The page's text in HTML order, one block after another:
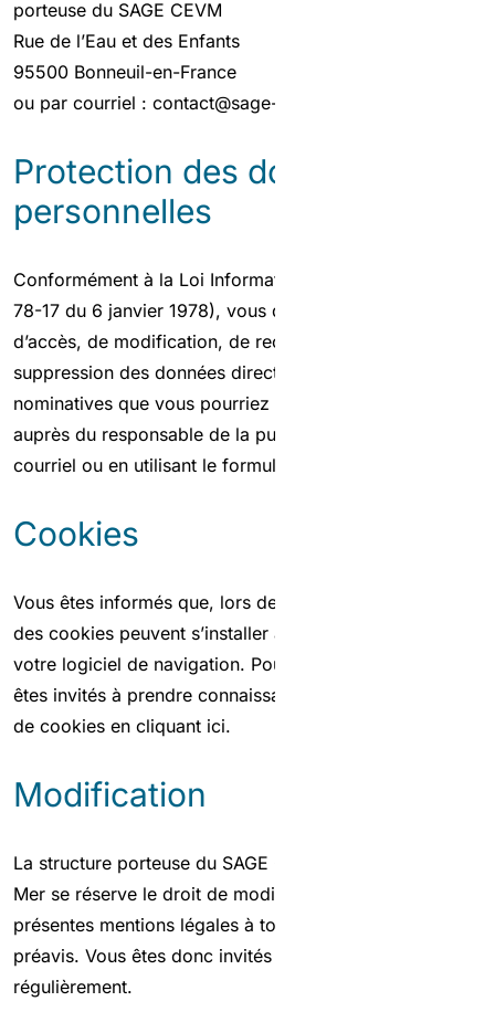
porteuse du SAGE CEVM
Rue de l’Eau et des Enfants
95500 Bonneuil-en-France
ou par courriel : contact@sage-cevm.fr
Protection des données
personnelles
Conformément à la Loi Informatique et Libertés (Loi n°
78-17 du 6 janvier 1978), vous disposez d’un droit
d’accès, de modification, de rectification et de
suppression des données directement ou indirectement
nominatives que vous pourriez déposer sur ce site
auprès du responsable de la publication, par courrier,
courriel ou en utilisant le formulaire de contact.
Cookies
Vous êtes informés que, lors de votre visite sur ce site,
des cookies peuvent s’installer automatiquement sur
votre logiciel de navigation. Pour en savoir plus, vous
êtes invités à prendre connaissance de notre politique
de cookies en cliquant ici.
Modification
La structure porteuse du SAGE Croult-Enghien-Vieille
Mer se réserve le droit de modifier le contenu des
présentes mentions légales à tout moment et sans
préavis. Vous êtes donc invités à les consulter
régulièrement.